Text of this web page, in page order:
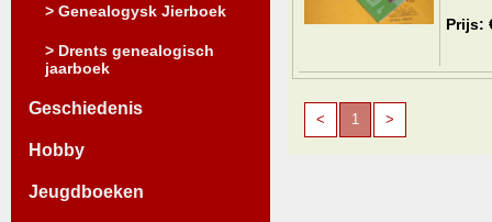
> Genealogysk Jierboek
> Drents genealogisch
jaarboek
Geschiedenis
Hobby
Jeugdboeken
Prijs:
< 1 >